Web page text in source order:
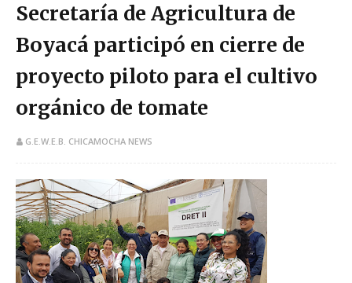
Secretaría de Agricultura de
Boyacá participó en cierre de
proyecto piloto para el cultivo
orgánico de tomate
G.E.W.E.B. CHICAMOCHA NEWS